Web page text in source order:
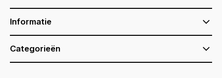
Informatie
Categorieën